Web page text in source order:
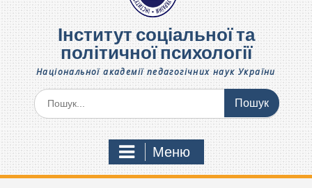
Інститут соціальної та
політичної психології
Національної академії педагогічних наук України
Шукати:
Меню